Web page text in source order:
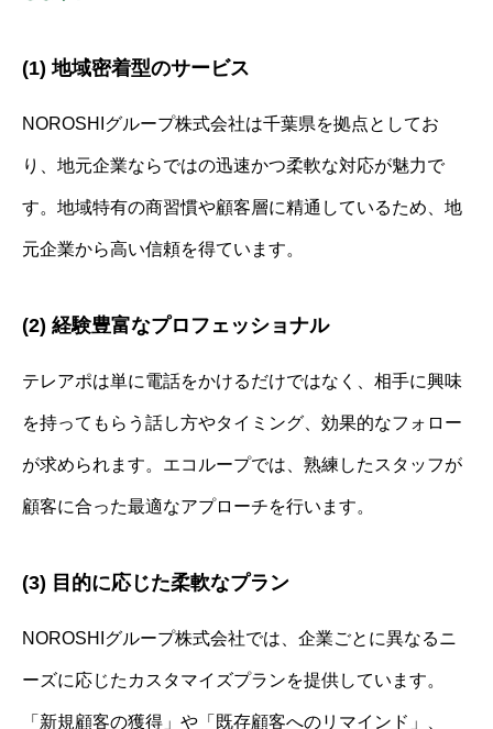
(1) 地域密着型のサービス
NOROSHIグループ株式会社は千葉県を拠点としてお
り、地元企業ならではの迅速かつ柔軟な対応が魅力で
す。地域特有の商習慣や顧客層に精通しているため、地
元企業から高い信頼を得ています。
(2) 経験豊富なプロフェッショナル
テレアポは単に電話をかけるだけではなく、相手に興味
を持ってもらう話し方やタイミング、効果的なフォロー
が求められます。エコループでは、熟練したスタッフが
顧客に合った最適なアプローチを行います。
(3) 目的に応じた柔軟なプラン
NOROSHIグループ株式会社では、企業ごとに異なるニ
ーズに応じたカスタマイズプランを提供しています。
「新規顧客の獲得」や「既存顧客へのリマインド」、